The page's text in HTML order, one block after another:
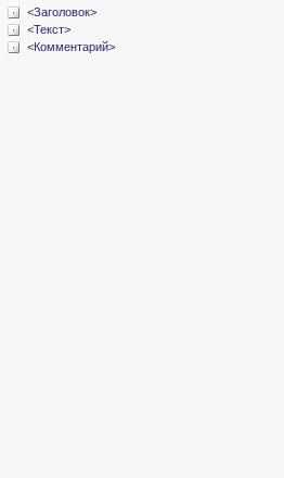
<Заголовок>
<Текст>
<Комментарий>